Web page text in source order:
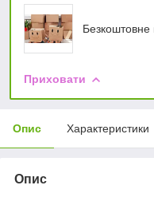
Безкоштовне
Приховати
Опис Характеристики
Опис